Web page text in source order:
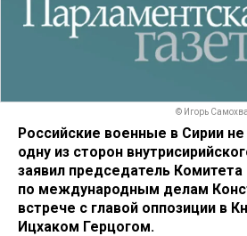
© Игорь
Российские военные в Сирии
одну из сторон
заявил председатель
по международным делам
встрече с главой оппозиции в
Ицхаком Герцогом.